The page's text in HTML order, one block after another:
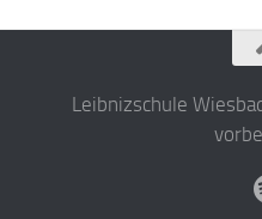
Leibnizschule